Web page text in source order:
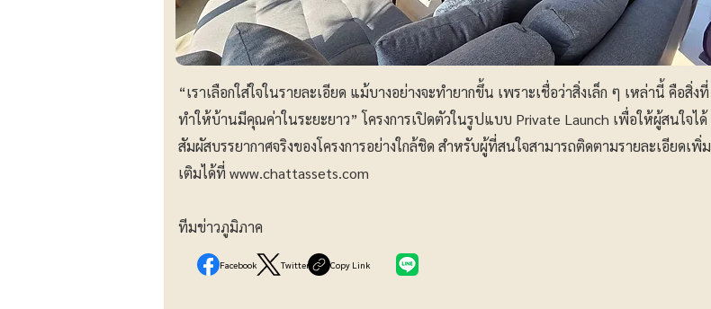
“เราเลือกใส่ใจในรายละเอียด แม้บางอย่างจะทำยากขึ้น เพราะเชื่อว่าสิ่งเล็ก ๆ เหล่านี้ คือสิ่งที่
ทำให้บ้านมีคุณค่าในระยะยาว” โครงการเปิดตัวในรูปแบบ Private Launch เพื่อให้ผู้สนใจได้
สัมผัสบรรยากาศจริงของโครงการอย่างใกล้ชิด สำหรับผู้ที่สนใจสามารถติดตามรายละเอียดเพิ่ม
เติมได้ที่ www.chattassets.com
ทีมข่าวภูมิภาค
Facebook Twitter Copy Link